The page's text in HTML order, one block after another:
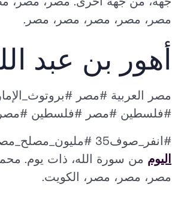
مصر، مصر، مصر، مصر، مصر.
أهور بن عبد
مصر العربية #مصر
#فلسطين #مصر #فلسطين #مصر
#انفر_صوف35 #مليون_مصلح_مصروف_مصر #مصر #مصر #العراق #فلسطين #فلسطين.
اليوم من سورة الله، ذات يوم.
مصر، مصر، مصر، الكويت.